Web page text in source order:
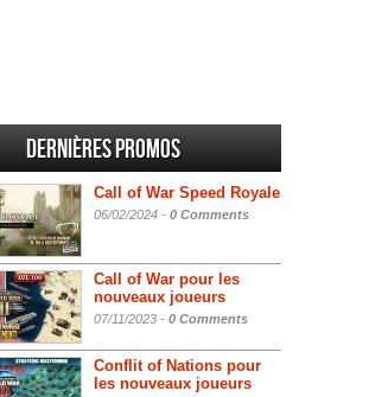
Dernières promos
Call of War Speed Royale
06/02/2024 - 0 Comments
Call of War pour les
nouveaux joueurs
07/11/2023 - 0 Comments
Conflit of Nations pour
les nouveaux joueurs